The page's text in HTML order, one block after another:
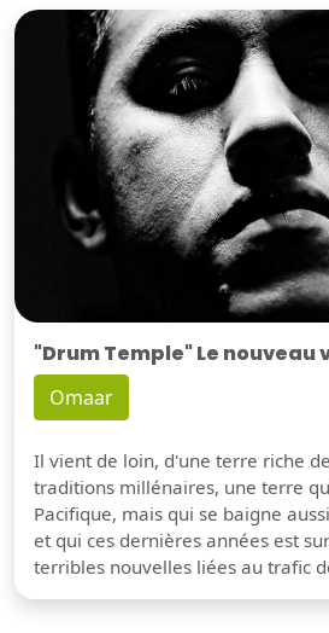
"Drum Temple" Le nouveau
Omaar
Il vient de loin, d'une terre riche
traditions millénaires, une terre
Pacifique, mais qui se baigne
et qui ces dernières années est
terribles nouvelles liées au trafic